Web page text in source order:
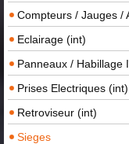
Compteurs / Jauges /
Eclairage (int)
Panneaux / Habillage
Prises Electriques (int)
Retroviseur (int)
Sieges